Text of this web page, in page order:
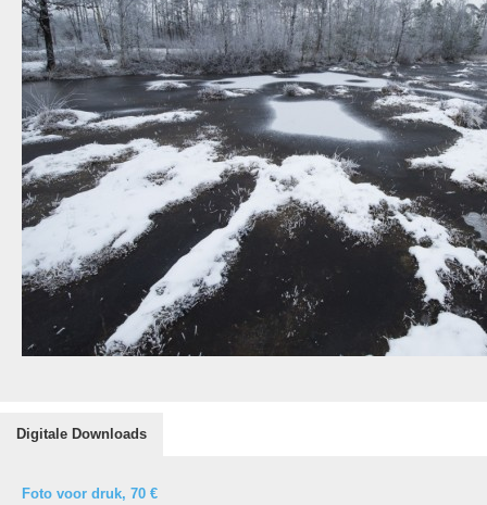
Digitale Downloads
Foto voor druk, 70 €